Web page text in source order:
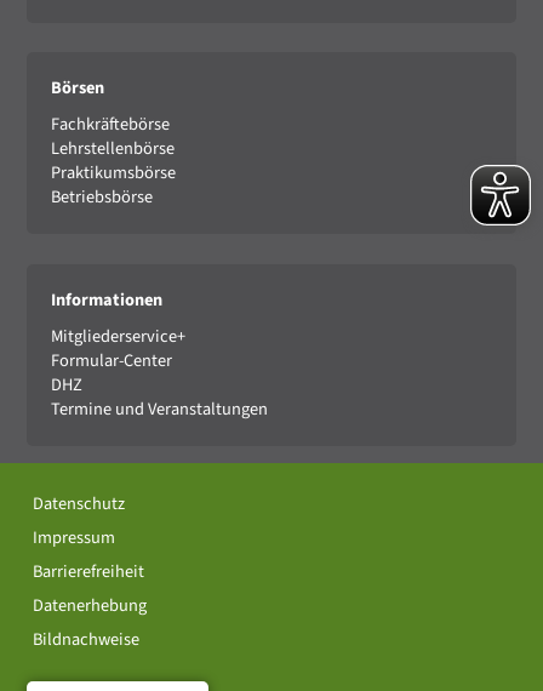
Börsen
Fachkräftebörse
Lehrstellenbörse
Praktikumsbörse
Betriebsbörse
Informationen
Mitgliederservice+
Formular-Center
DHZ
Termine und Veranstaltungen
Datenschutz
Impressum
Barrierefreiheit
Datenerhebung
Bildnachweise